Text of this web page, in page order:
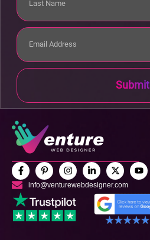
Submit
info@venturewebdesigner.com